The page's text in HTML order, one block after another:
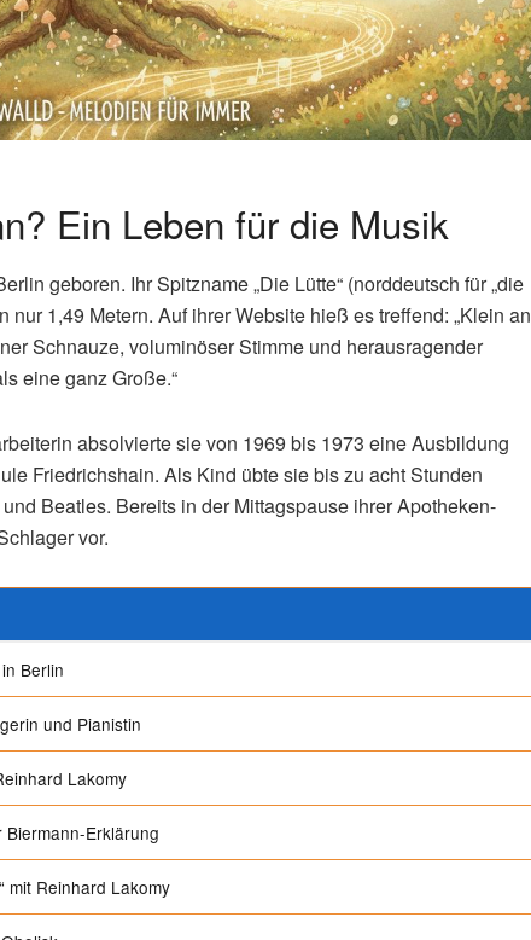
Ein Leben für die Musik
geboren. Ihr Spitzname „Die Lütte“ (norddeutsch für „die
1,49 Metern. Auf ihrer Website hieß es treffend: „Klein an
Schnauze, voluminöser Stimme und herausragender
eine ganz Große.“
absolvierte sie von 1969 bis 1973 eine Ausbildung
Friedrichshain. Als Kind übte sie bis zu acht Stunden
Beatles. Bereits in der Mittagspause ihrer Apotheken-
vor.
Berlin
und Pianistin
Lakomy
Erklärung
mit Reinhard Lakomy